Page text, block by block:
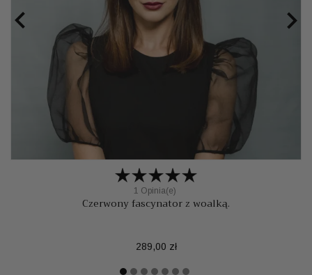
1 Opinia(e)
Czerwony fascynator z woalką.
Cena
289,00 zł
 